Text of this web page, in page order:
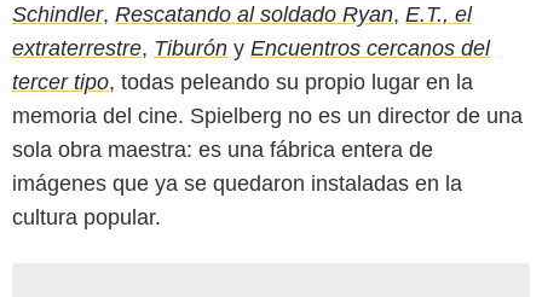
Schindler, Rescatando al soldado Ryan, E.T., el
extraterrestre, Tiburón y Encuentros cercanos del
tercer tipo, todas peleando su propio lugar en la
memoria del cine. Spielberg no es un director de una
sola obra maestra: es una fábrica entera de
imágenes que ya se quedaron instaladas en la
cultura popular.